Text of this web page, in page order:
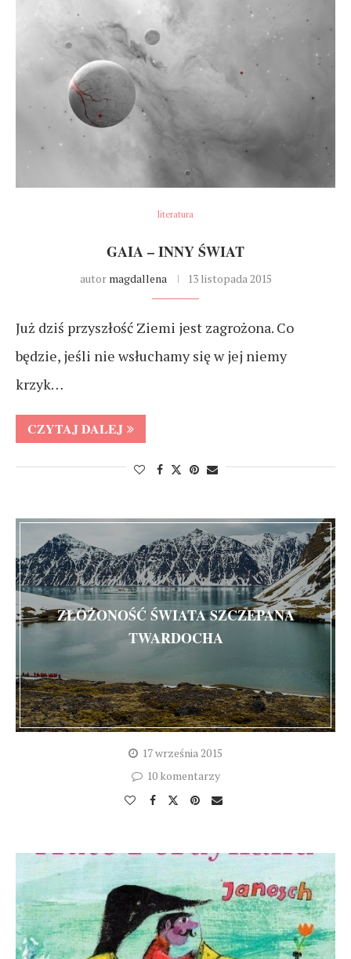
literatura
GAIA – INNY ŚWIAT
autor magdallena 13 listopada 2015
Już dziś przyszłość Ziemi jest zagrożona. Co
będzie, jeśli nie wsłuchamy się w jej niemy
krzyk…
CZYTAJ DALEJ
ZŁOŻONOŚĆ ŚWIATA SZCZEPANA
TWARDOCHA
17 września 2015
10 komentarzy